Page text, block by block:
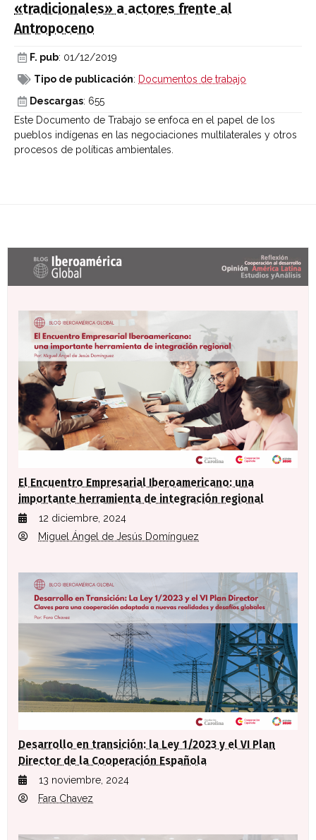
«tradicionales» a actores frente al
Antropoceno
F. pub: 01/12/2019
Tipo de publicación: Documentos de trabajo
Descargas: 655
Este Documento de Trabajo se enfoca en el papel de los
pueblos indígenas en las negociaciones multilaterales y otros
procesos de políticas ambientales.
Últimas entradas Blog Iberoamérica global
El Encuentro Empresarial Iberoamericano: una
importante herramienta de integración regional
12 diciembre, 2024
Miguel Ángel de Jesús Domínguez
Desarrollo en transición: la Ley 1/2023 y el VI Plan
Director de la Cooperación Española
13 noviembre, 2024
Fara Chavez